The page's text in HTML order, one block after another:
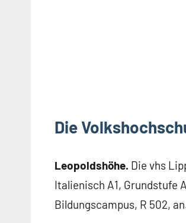
Die
Leopoldshöhe. Die vhs
Italienisch A1, Grundstufe
Bildungscampus, R 502,